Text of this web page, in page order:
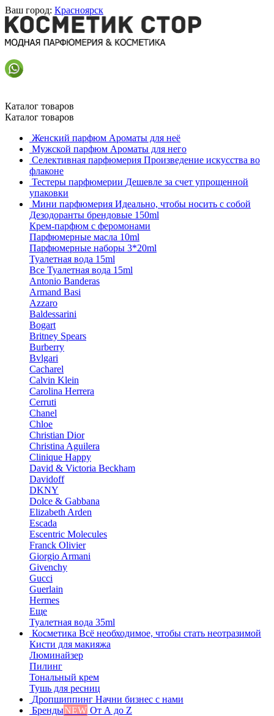
Ваш город: Красноярск
Каталог товаров
Каталог товаров
Женский парфюм Ароматы для неё
Мужской парфюм Ароматы для него
Селективная парфюмерия Произведение искусства во
флаконе
Тестеры парфюмерии Дешевле за счет упрощенной
упаковки
Мини парфюмерия Идеально, чтобы носить с собой
Дезодоранты брендовые 150ml
Крем-парфюм с феромонами
Парфюмерные масла 10ml
Парфюмерные наборы 3*20ml
Туалетная вода 15ml
Все Туалетная вода 15ml
Antonio Banderas
Armand Basi
Azzaro
Baldessarini
Bogart
Britney Spears
Burberry
Bvlgari
Cacharel
Calvin Klein
Carolina Herrera
Cerruti
Chanel
Chloe
Christian Dior
Christina Aguilera
Clinique Happy
David & Victoria Beckham
Davidoff
DKNY
Dolce & Gabbana
Elizabeth Arden
Escada
Escentric Molecules
Franck Olivier
Giorgio Armani
Givenchy
Gucci
Guerlain
Hermes
Еще
Туалетная вода 35ml
Косметика Всё необходимое, чтобы стать неотразимой
Кисти для макияжа
Люминайзер
Пилинг
Тональный крем
Тушь для ресниц
Дропшиппинг Начни бизнес с нами
БрендыNEW От А до Z